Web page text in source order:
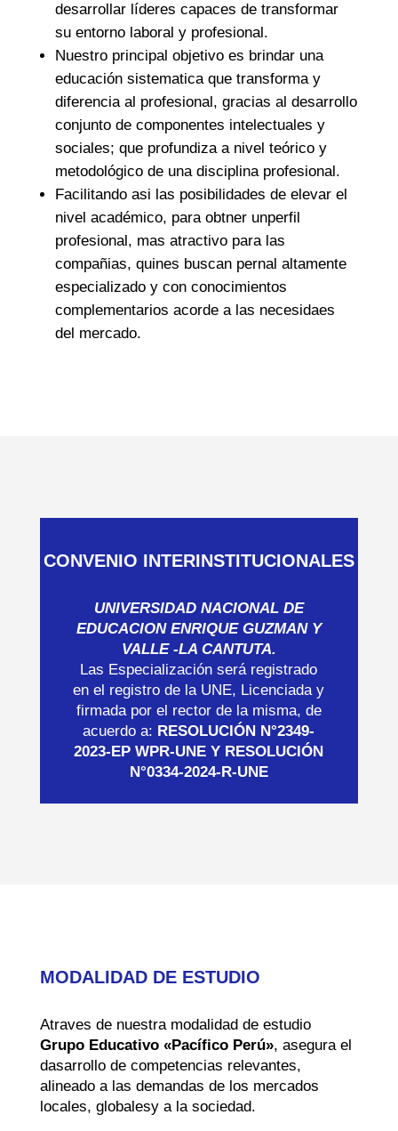
desarrollar líderes capaces de transformar
su entorno laboral y profesional.
Nuestro principal objetivo es brindar una
educación sistematica que transforma y
diferencia al profesional, gracias al desarrollo
conjunto de componentes intelectuales y
sociales; que profundiza a nivel teórico y
metodológico de una disciplina profesional.
Facilitando asi las posibilidades de elevar el
nivel académico, para obtner unperfil
profesional, mas atractivo para las
compañias, quines buscan pernal altamente
especializado y con conocimientos
complementarios acorde a las necesidaes
del mercado.
CONVENIO INTERINSTITUCIONALES
UNIVERSIDAD NACIONAL DE
EDUCACION ENRIQUE GUZMAN Y
VALLE -LA CANTUTA.
Las Especialización será registrado
en el registro de la UNE, Licenciada y
firmada por el rector de la misma, de
acuerdo a: RESOLUCIÓN N°2349-
2023-EP WPR-UNE Y RESOLUCIÓN
N°0334-2024-R-UNE
MODALIDAD DE ESTUDIO
Atraves de nuestra modalidad de estudio
Grupo Educativo «Pacífico Perú», asegura el
dasarrollo de competencias relevantes,
alineado a las demandas de los mercados
locales, globalesy a la sociedad.